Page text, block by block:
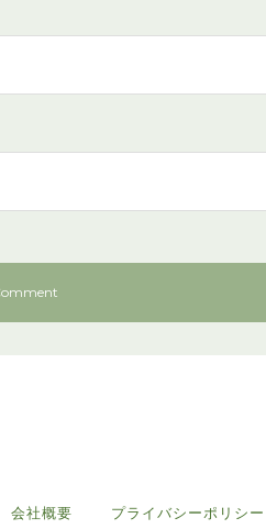
会社概要 プライバシーポリシー